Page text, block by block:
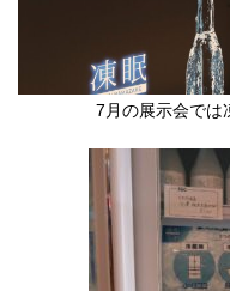
7月の展示会では